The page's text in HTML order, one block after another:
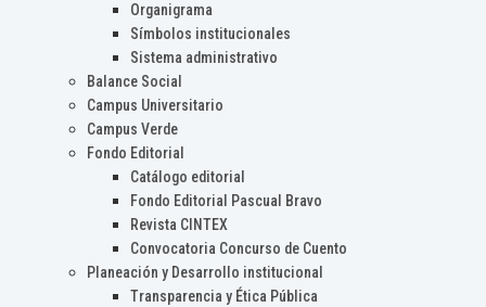
Organigrama
Símbolos institucionales
Sistema administrativo
Balance Social
Campus Universitario
Campus Verde
Fondo Editorial
Catálogo editorial
Fondo Editorial Pascual Bravo
Revista CINTEX
Convocatoria Concurso de Cuento
Planeación y Desarrollo institucional
Transparencia y Ética Pública